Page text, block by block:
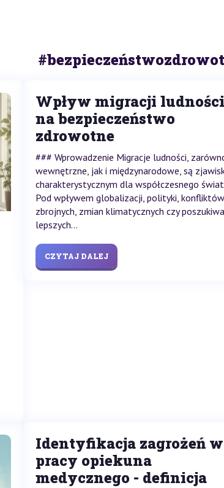
Wpływ migracji ludności
na bezpieczeństwo
zdrowotne
### Wprowadzenie Migracje ludności,
wewnętrzne, jak i międzynarodowe, są
charakterystycznym dla współczesnego
Pod wpływem globalizacji, polityki, konfliktów
zbrojnych, zmian klimatycznych czy
lepszych...
CZYTAJ DALEJ
Identyfikacja zagrożeń w
pracy opiekuna
medycznego - definicja